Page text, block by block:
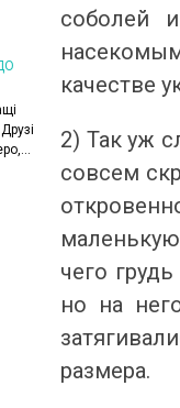
КОЛИ ЗРАНКУ СПЕКА,
Цього літа погода
на готовність до
сонце і +30°C, після
Читати далі →
соболей
качестве
2) Так уж
совсем
чего
но на
размера.